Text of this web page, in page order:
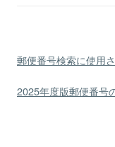
郵便番号検索に使用
2025年度版郵便番号